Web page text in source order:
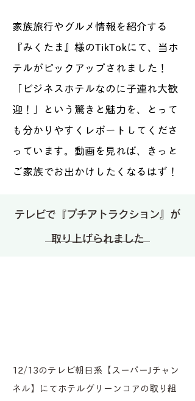
家族旅行やグルメ情報を紹介する
『みくたま』様のTikTokにて、当ホ
テルがピックアップされました！
「ビジネスホテルなのに子連れ大歓
迎！」という驚きと魅力を、とって
も分かりやすくレポートしてくださ
っています。動画を見れば、きっと
ご家族でお出かけしたくなるはず！
テレビで『プチアトラクション』が
取り上げられました
12/13のテレビ朝日系【スーパーJチャン
ネル】にてホテルグリーンコアの取り組